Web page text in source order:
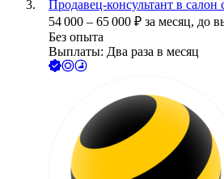
Продавец-консультант в салон
54 000 – 65 000 ₽ за месяц, до
Без опыта
Выплаты: Два раза в месяц